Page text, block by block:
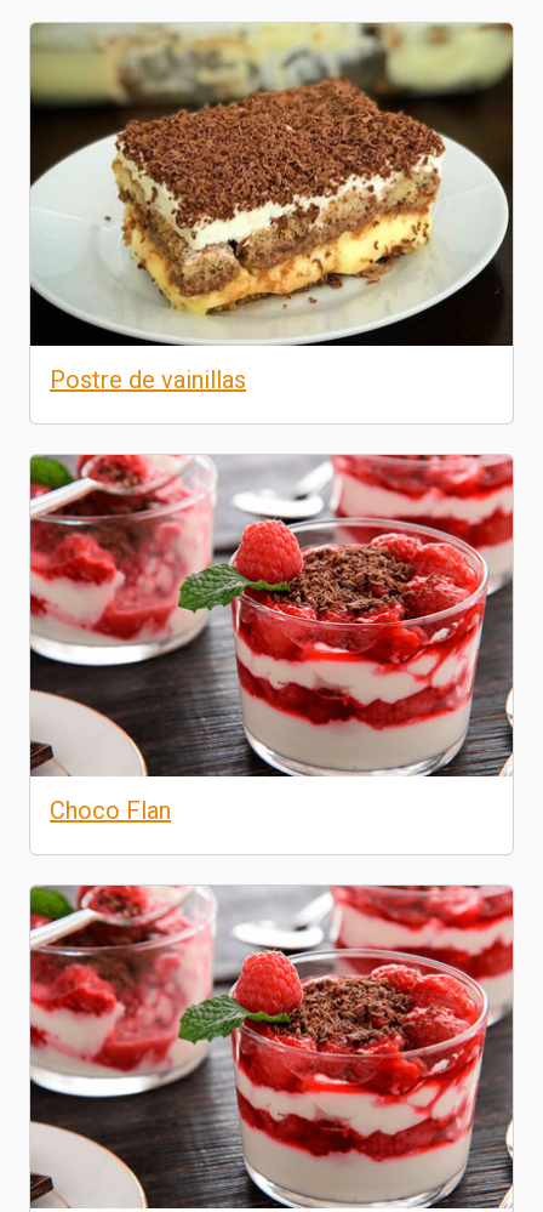
Postre de vainillas
Choco Flan